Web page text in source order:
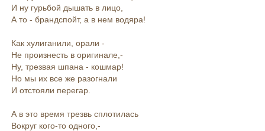
И ну гурьбой дышать в лицо,
А то - брандспойт, а в нем водяра!
Как хулиганили, орали -
Не произнесть в оригинале,-
Ну, трезвая шпана - кошмар!
Но мы их все же разогнали
И отстояли перегар.
А в это время трезвь сплотилась
Вокруг кого-то одного,-